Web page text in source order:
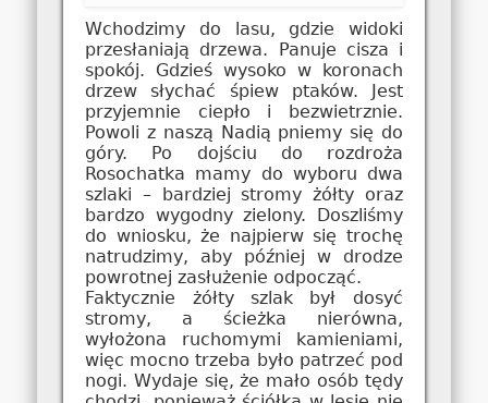
Wchodzimy do lasu, gdzie widoki
przesłaniają drzewa. Panuje cisza i
spokój. Gdzieś wysoko w koronach
drzew słychać śpiew ptaków. Jest
przyjemnie ciepło i bezwietrznie.
Powoli z naszą Nadią pniemy się do
góry. Po dojściu do rozdroża
Rosochatka mamy do wyboru dwa
szlaki – bardziej stromy żółty oraz
bardzo wygodny zielony. Doszliśmy
do wniosku, że najpierw się trochę
natrudzimy, aby później w drodze
powrotnej zasłużenie odpocząć.
Faktycznie żółty szlak był dosyć
stromy, a ścieżka nierówna,
wyłożona ruchomymi kamieniami,
więc mocno trzeba było patrzeć pod
nogi. Wydaje się, że mało osób tędy